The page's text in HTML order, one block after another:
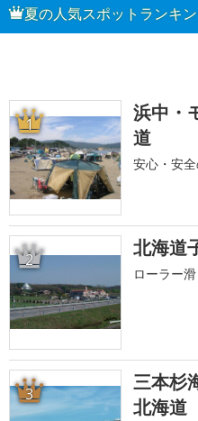
夏の人気スポットランキン
1
浜中・
道
安心・安
2 北海道
ローラー
3
三本杉
北海道